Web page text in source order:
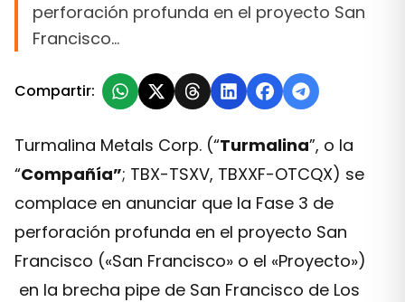
perforación profunda en el proyecto San
Francisco…
Compartir:
Turmalina Metals Corp. (“Turmalina”, o la
“Compañía”; TBX-TSXV, TBXXF-OTCQX) se
complace en anunciar que la Fase 3 de
perforación profunda en el proyecto San
Francisco («San Francisco» o el «Proyecto»)
en la brecha pipe de San Francisco de Los